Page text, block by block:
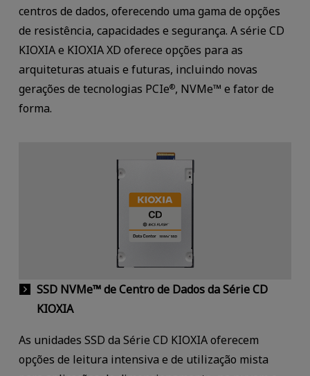
centros de dados, oferecendo uma gama de opções
de resistência, capacidades e segurança. A série CD
KIOXIA e KIOXIA XD oferece opções para as
arquiteturas atuais e futuras, incluindo novas
gerações de tecnologias PCIe®, NVMe™ e fator de
forma.
SSD NVMe™ de Centro de Dados da Série CD
KIOXIA
As unidades SSD da Série CD KIOXIA oferecem
opções de leitura intensiva e de utilização mista